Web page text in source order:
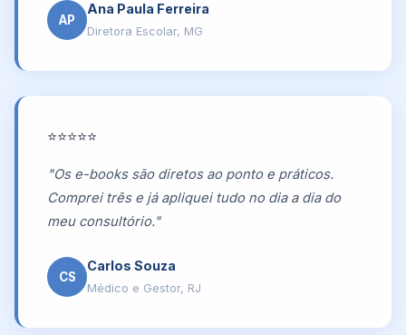
AP
Ana Paula Ferreira
Diretora Escolar, MG
⭐⭐⭐⭐⭐
"Os e-books são diretos ao ponto e práticos.
Comprei três e já apliquei tudo no dia a dia do
meu consultório."
CS
Carlos Souza
Médico e Gestor, RJ